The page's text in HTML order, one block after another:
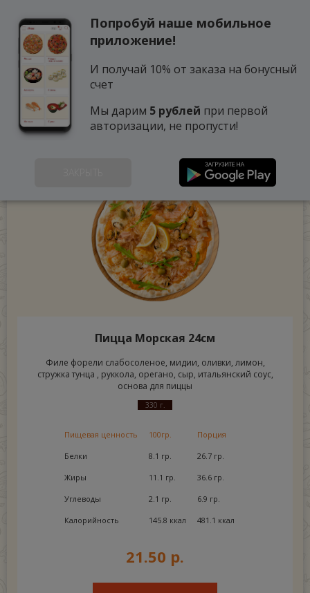
Пицца Морская 24см
Филе форели слабосоленое, мидии, оливки, лимон,
стружка тунца , руккола, орегано, сыр, итальянский соус,
основа для пиццы
330 г.
Пищевая ценность 100гр. Порция
Белки 8.1 гр. 26.7 гр.
Жиры 11.1 гр. 36.6 гр.
Углеводы 2.1 гр. 6.9 гр.
Калорийность 145.8 ккал 481.1 ккал
21.50 р.
Попробуй наше мобильное
приложение!
И получай 10% от заказа на бонусный
счет
Мы дарим 5 рублей при первой
авторизации, не пропусти!